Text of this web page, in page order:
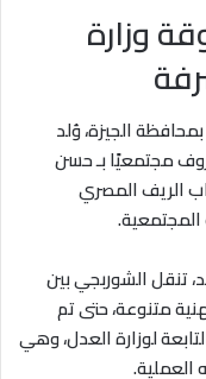
وزارة
الجيزة، وُلد
مجتمعيًا بـ حسن
الريف المصري
تنقل الشوربجي بين
متنوعة، حتى تم
لوزارة العدل، وهي